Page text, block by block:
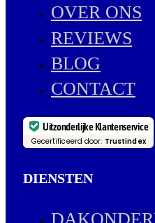
OVER ONS
REVIEWS
BLOG
CONTACT
Uitzonderlijke Klantenservice
Gecertificeerd door: Trustindex
DIENSTEN